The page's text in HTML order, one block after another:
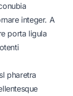
integer. A
porta ligula
pharetra